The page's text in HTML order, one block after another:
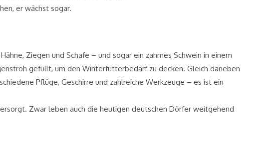
er wächst sogar.
Ziegen und Schafe – und sogar ein zahmes Schwein in einem
gefüllt, um den Winterfutterbedarf zu decken. Gleich daneben
Pflüge, Geschirre und zahlreiche Werkzeuge – es ist ein
Zwar leben auch die heutigen deutschen Dörfer weitgehend